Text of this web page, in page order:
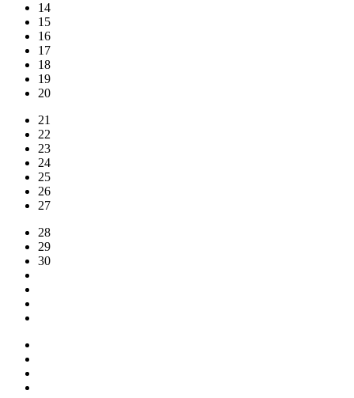
14
15
16
17
18
19
20
21
22
23
24
25
26
27
28
29
30